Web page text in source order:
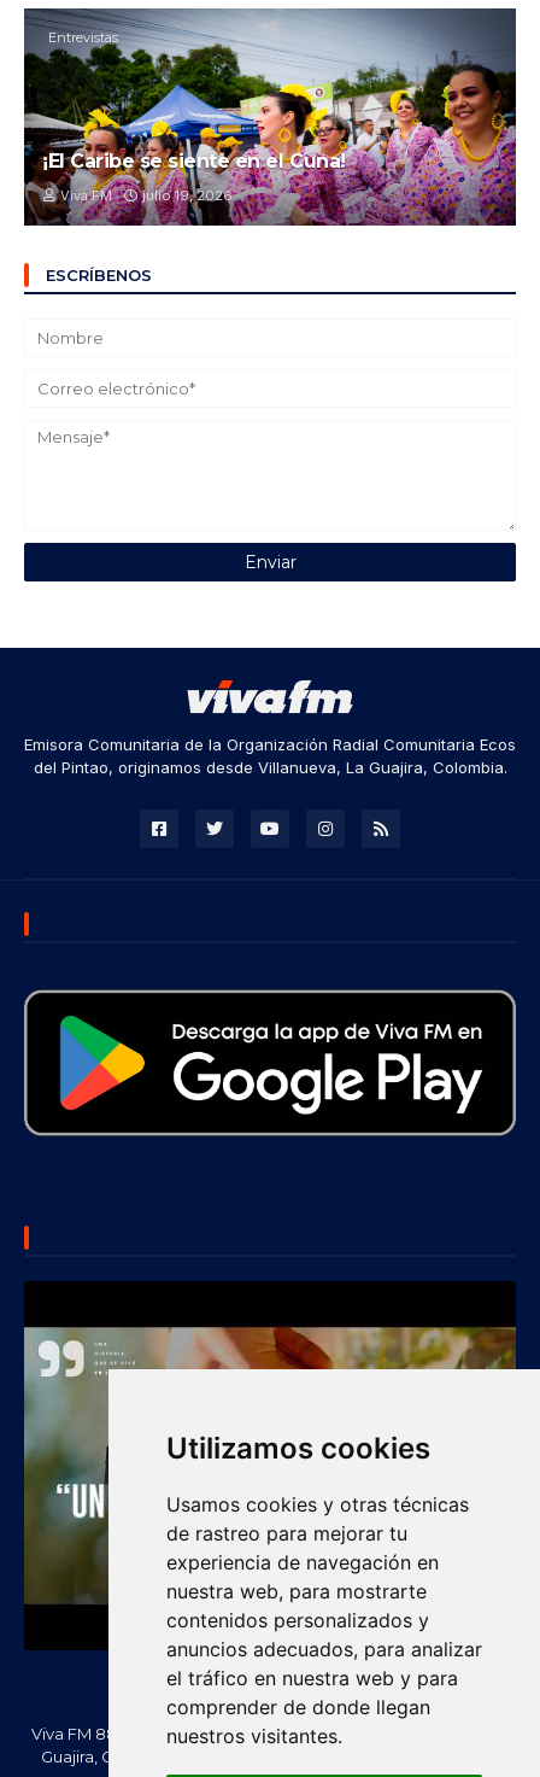
Utilizamos cookies
Usamos cookies y otras técnicas
de rastreo para mejorar tu
experiencia de navegación en
nuestra web, para mostrarte
contenidos personalizados y
anuncios adecuados, para analizar
el tráfico en nuestra web y para
comprender de donde llegan
nuestros visitantes.
Entrevistas
¡El Caribe se siente en el Cuna!
Viva FM julio 19, 2026
ESCRÍBENOS
Emisora Comunitaria de la Organización Radial Comunitaria Ecos
del Pintao, originamos desde Villanueva, La Guajira, Colombia.
Viva FM 88.2 FM es una emisora comunitaria de Villanueva, La
Guajira, Colombia. Información, noticias, cultura, vallenato y